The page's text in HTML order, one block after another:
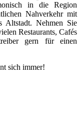
in die Region
Nahverkehr mit
Altstadt. Nehmen Sie
Restaurants, Cafés
gern für einen
sich immer!